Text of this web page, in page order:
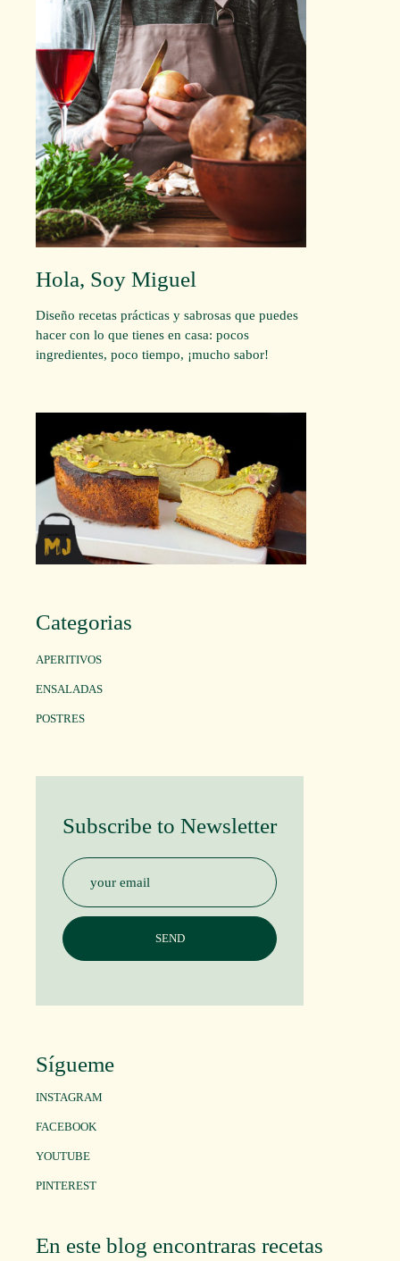
Hola, Soy Miguel
Diseño recetas prácticas y sabrosas que puedes
hacer con lo que tienes en casa: pocos
ingredientes, poco tiempo, ¡mucho sabor!
Categorias
APERITIVOS
ENSALADAS
POSTRES
Subscribe to Newsletter
Sígueme
INSTAGRAM
FACEBOOK
YOUTUBE
PINTEREST
En este blog encontraras recetas